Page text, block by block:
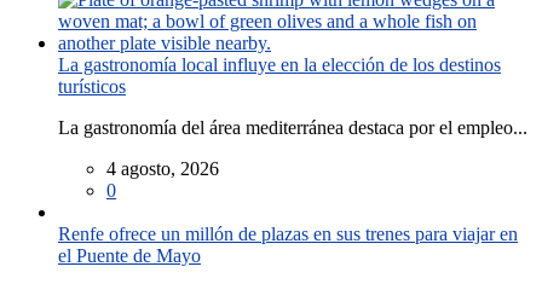
La gastronomía local influye en la elección de los destinos
turísticos
La gastronomía del área mediterránea destaca por el empleo...
4 agosto, 2026
0
Renfe ofrece un millón de plazas en sus trenes para viajar en
el Puente de Mayo